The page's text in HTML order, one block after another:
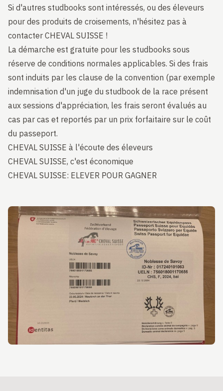
Si d'autres studbooks sont intéressés, ou des éleveurs
pour des produits de croisements, n'hésitez pas à
contacter CHEVAL SUISSE !
La démarche est gratuite pour les studbooks sous
réserve de conditions normales applicables. Si des frais
sont induits par les clause de la convention (par exemple
indemnisation d'un juge du studbook de la race présent
aux sessions d'appréciation, les frais seront évalués au
cas par cas et reportés par un prix forfaitaire sur le coût
du passeport.
CHEVAL SUISSE à l'écoute des éleveurs
CHEVAL SUISSE, c'est économique
CHEVAL SUISSE: ELEVER POUR GAGNER